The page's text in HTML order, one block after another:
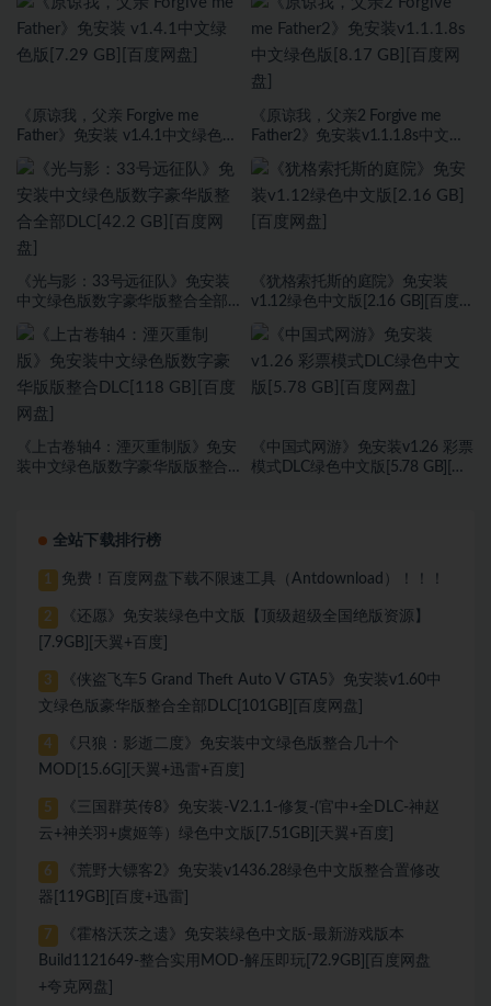
GB][百度网盘]
《原谅我，父亲 Forgive me
Father》免安装 v1.4.1中文绿色版
《原谅我，父亲2 Forgive me
Father2》免安装v1.1.1.8s中文绿
《光与影：33号远征队》免安装
中文绿色版数字豪华版整合全部
《犹格索托斯的庭院》免安装
v1.12绿色中文版[2.16 GB][百度网
《上古卷轴4：湮灭重制版》免安
装中文绿色版数字豪华版版整合
《中国式网游》免安装v1.26 彩票
模式DLC绿色中文版[5.78 GB][百
全站下载排行榜
1 免费！百度网盘下载不限速工具（Antdownload）！！！
2
《还愿》免安装绿色中文版【顶级超级全国绝版资源】
[7.9GB][天翼+百度]
3
《侠盗飞车5 Grand Theft Auto V GTA5》免安装v1.60中
文绿色版豪华版整合全部DLC[101GB][百度网盘]
4
《只狼：影逝二度》免安装中文绿色版整合几十个
MOD[15.6G][天翼+迅雷+百度]
5
《三国群英传8》免安装-V2.1.1-修复-(官中+全DLC-神赵
云+神关羽+虞姬等）绿色中文版[7.51GB][天翼+百度]
6
《荒野大镖客2》免安装v1436.28绿色中文版整合置修改
器[119GB][百度+迅雷]
7
《霍格沃茨之遗》免安装绿色中文版-最新游戏版本
Build1121649-整合实用MOD-解压即玩[72.9GB][百度网盘
+夸克网盘]